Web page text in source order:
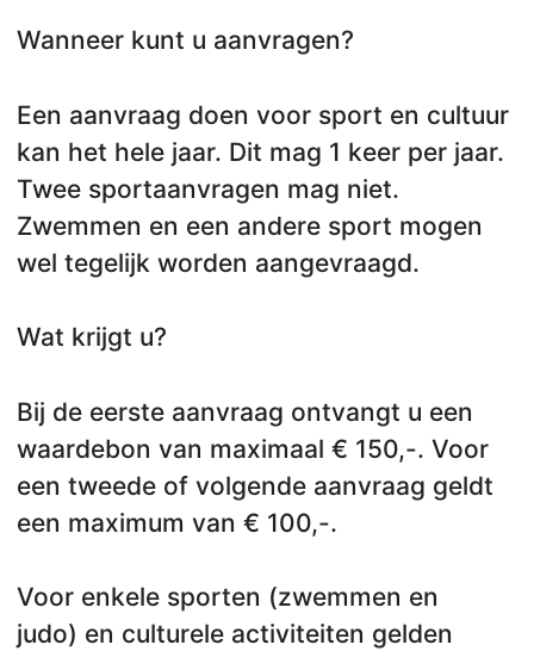
Wanneer kunt u aanvragen?
Een aanvraag doen voor sport en cultuur
kan het hele jaar. Dit mag 1 keer per jaar.
Twee sportaanvragen mag niet.
Zwemmen en een andere sport mogen
wel tegelijk worden aangevraagd.
Wat krijgt u?
Bij de eerste aanvraag ontvangt u een
waardebon van maximaal € 150,-. Voor
een tweede of volgende aanvraag geldt
een maximum van € 100,-.
Voor enkele sporten (zwemmen en
judo) en culturele activiteiten gelden